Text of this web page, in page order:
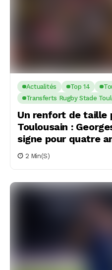
Actualités Top 14
Transferts Rugby Stade
Un renfort de taille
Toulousain :
signe pour quatre
2 Min(s)